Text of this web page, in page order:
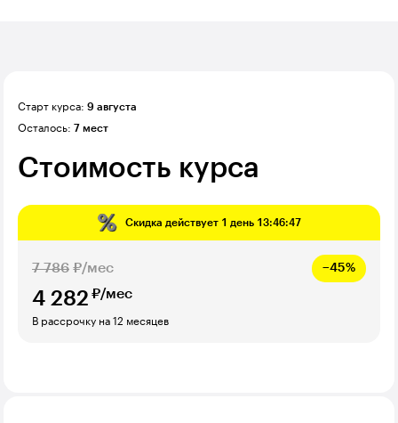
Старт курса: 9 августа
Осталось: 7 мест
Стоимость курса
Скидка действует 1 день 13:46:45
7 786 ₽/мес −45%
4 282 ₽/мес
В рассрочку на 12 месяцев